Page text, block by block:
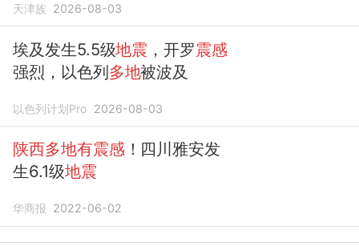
天津族 2026-08-03
埃及发生5.5级地震 ，开罗震感
强烈，以色列多地被波及
以色列计划Pro 2026-08-03
陕西多地有震感 ！四川雅安发
生6.1级地震
华商报 2022-06-02